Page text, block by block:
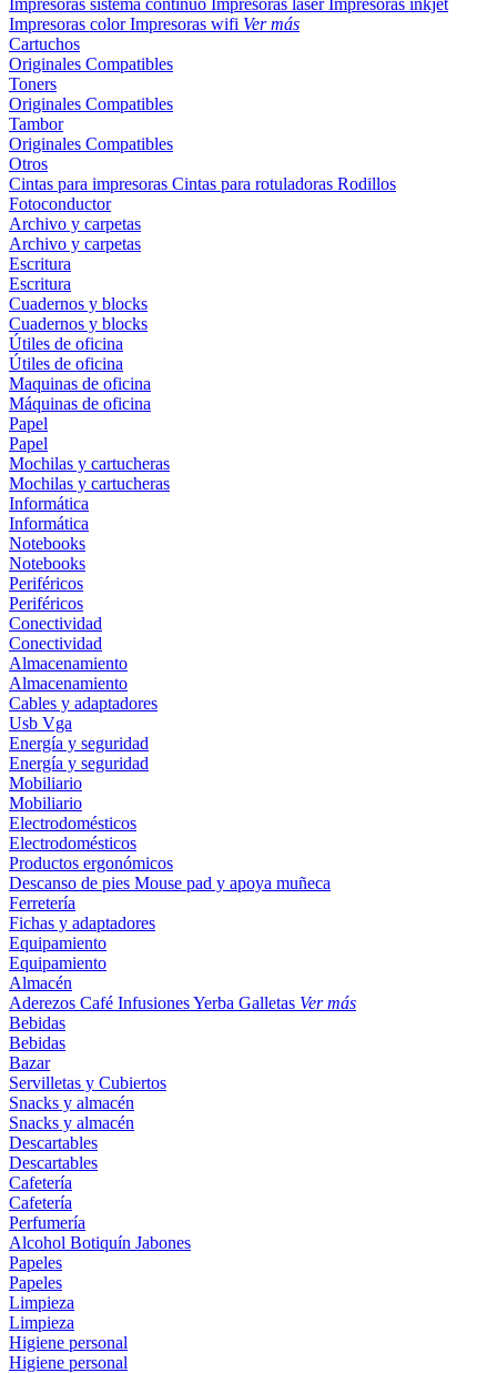
Impresoras sistema continuo Impresoras láserImpresoras inkjet
Impresoras colorImpresoras wifi Ver más
Cartuchos
Originales Compatibles
Toners
Originales Compatibles
Tambor
Originales Compatibles
Otros
Cintas para impresoras Cintas para rotuladoras Rodillos
Fotoconductor
Archivo y carpetas
Archivo y carpetas
Escritura
Escritura
Cuadernos y blocks
Cuadernos y blocks
Útiles de oficina
Útiles de oficina
Maquinas de oficina
Máquinas de oficina
Papel
Papel
Mochilas y cartucheras
Mochilas y cartucheras
Informática
Informática
Notebooks
Notebooks
Periféricos
Periféricos
Conectividad
Conectividad
Almacenamiento
Almacenamiento
Cables y adaptadores
Usb Vga
Energía y seguridad
Energía y seguridad
Mobiliario
Mobiliario
Electrodomésticos
Electrodomésticos
Productos ergonómicos
Descanso de pies Mouse pad y apoya muñeca
Ferretería
Fichas y adaptadores
Equipamiento
Equipamiento
Almacén
Aderezos Café InfusionesYerba Galletas Ver más
Bebidas
Bebidas
Bazar
Servilletas y Cubiertos
Snacks y almacén
Snacks y almacén
Descartables
Descartables
Cafetería
Cafetería
Perfumería
Alcohol Botiquín Jabones
Papeles
Papeles
Limpieza
Limpieza
Higiene personal
Higiene personal